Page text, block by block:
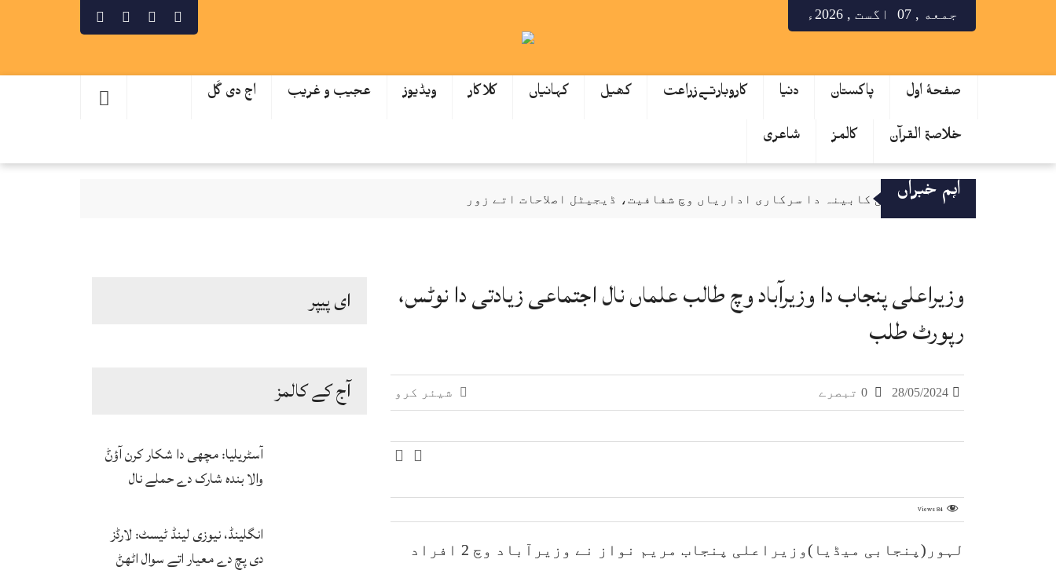
جمعه , 07 اگست , 2026ء
صفحۂ اول پاکستان دنیا کاروبارتےزراعت کھیل کہانیاں کلاکار ویڈیوز عجیب و غریب اج دی گَل
خلاصۃ القرآن کالمز شاعری
اہم خبراں
قائمہ کمیٹی کابینہ دا سرکاری اداریاں وچ شفافیت، ڈیجیٹل اصلاحات اتے زور
کے فور منصوبہ رکاوٹاں دا شکار تے دیری نال دوچار، لاگت 25 توں ودھ ਕੇ 172 ارب توں اپڑ گئی
ای پیپر
آج کے کالمز
آسٹریلیا: مچھی دا شکار کرن آؤݨ
والا بندہ شارک دے حملے نال
انگلینڈ، نیوزی لینڈ ٹیسٹ: لارڈز
دی پچ دے معیار اتے سوال اٹھݨ
وزیراعلی پنجاب دا وزیرآباد وچ طالب علماں نال اجتماعی زیادتی دا نوٹس،
رپورٹ طلب
شیئر کرو 28/05/2024
Views84
لہور(پنجابی میڈیا)وزیراعلی پنجاب مریم نواز نے وزیرآباد وچ 2 افراد